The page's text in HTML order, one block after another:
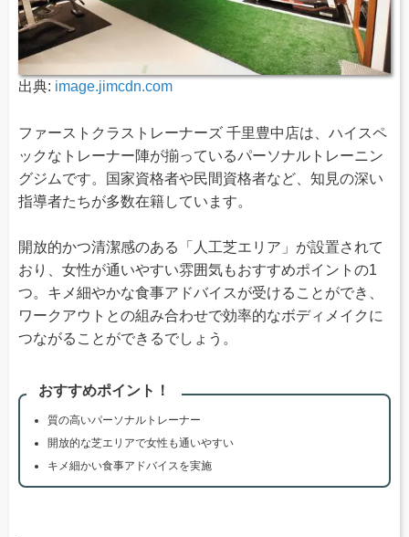
出典: image.jimcdn.com
ファーストクラストレーナーズ 千里豊中店は、ハイスペ
ックなトレーナー陣が揃っているパーソナルトレーニン
グジムです。国家資格者や民間資格者など、知見の深い
指導者たちが多数在籍しています。
開放的かつ清潔感のある「人工芝エリア」が設置されて
おり、女性が通いやすい雰囲気もおすすめポイントの1
つ。キメ細やかな食事アドバイスが受けることができ、
ワークアウトとの組み合わせで効率的なボディメイクに
つながることができるでしょう。
おすすめポイント！
質の高いパーソナルトレーナー
開放的な芝エリアで女性も通いやすい
キメ細かい食事アドバイスを実施